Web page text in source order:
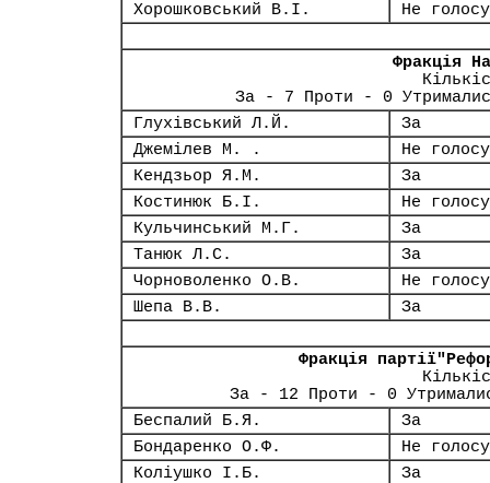
Хорошковський В.І.
Не
Фракція
За - 7 Проти - 0
Глухівський Л.Й.
За
Джемілев М. .
Не
Кендзьор Я.М.
За
Костинюк Б.І.
Не
Кульчинський М.Г.
За
Танюк Л.С.
За
Чорноволенко О.В.
Не
Шепа В.В.
За
Фракція
За - 12 Проти - 0
Беспалий Б.Я.
За
Бондаренко О.Ф.
Не
Коліушко І.Б.
За